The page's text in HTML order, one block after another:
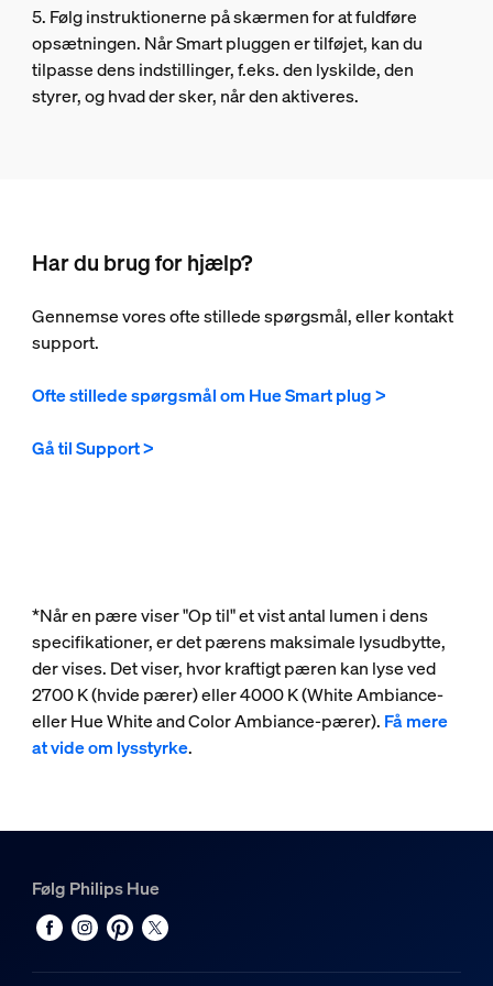
5. Følg instruktionerne på skærmen for at fuldføre
opsætningen. Når Smart pluggen er tilføjet, kan du
tilpasse dens indstillinger, f.eks. den lyskilde, den
styrer, og hvad der sker, når den aktiveres.
Har du brug for hjælp?
Gennemse vores ofte stillede spørgsmål, eller kontakt
support.
Ofte stillede spørgsmål om Hue Smart plug >
Gå til Support >
*Når en pære viser "Op til" et vist antal lumen i dens
specifikationer, er det pærens maksimale lysudbytte,
der vises. Det viser, hvor kraftigt pæren kan lyse ved
2700 K (hvide pærer) eller 4000 K (White Ambiance-
eller Hue White and Color Ambiance-pærer). Få mere
at vide om lysstyrke.
Følg Philips Hue